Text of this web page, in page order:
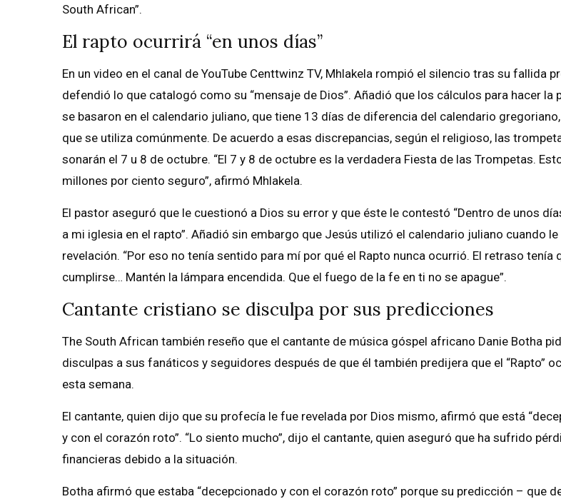
South African”.
El rapto ocurrirá “en unos días”
En un video en el canal de YouTube Centtwinz TV, Mhlakela rompió el silencio tras su fallida
defendió lo que catalogó como su “mensaje de Dios”. Añadió que los cálculos para hacer la
se basaron en el calendario juliano, que tiene 13 días de diferencia del calendario
que se utiliza comúnmente. De acuerdo a esas discrepancias, según el religioso, las
sonarán el 7 u 8 de octubre. “El 7 y 8 de octubre es la verdadera Fiesta de las Trompetas.
millones por ciento seguro”, afirmó Mhlakela.
El pastor aseguró que le cuestionó a Dios su error y que éste le contestó “Dentro de unos
a mi iglesia en el rapto”. Añadió sin embargo que Jesús utilizó el calendario juliano cuando
revelación. “Por eso no tenía sentido para mí por qué el Rapto nunca ocurrió. El retraso tenía
cumplirse… Mantén la lámpara encendida. Que el fuego de la fe en ti no se apague”.
Cantante cristiano se disculpa por sus predicciones
The South African también reseño que el cantante de música góspel africano Danie Botha
disculpas a sus fanáticos y seguidores después de que él también predijera que el “Rapto”
esta semana.
El cantante, quien dijo que su profecía le fue revelada por Dios mismo, afirmó que está
y con el corazón roto”. “Lo siento mucho”, dijo el cantante, quien aseguró que ha sufrido
financieras debido a la situación.
Botha afirmó que estaba “decepcionado y con el corazón roto” porque su predicción – que